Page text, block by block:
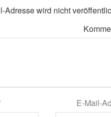
Adresse wird nicht
E-Mail-